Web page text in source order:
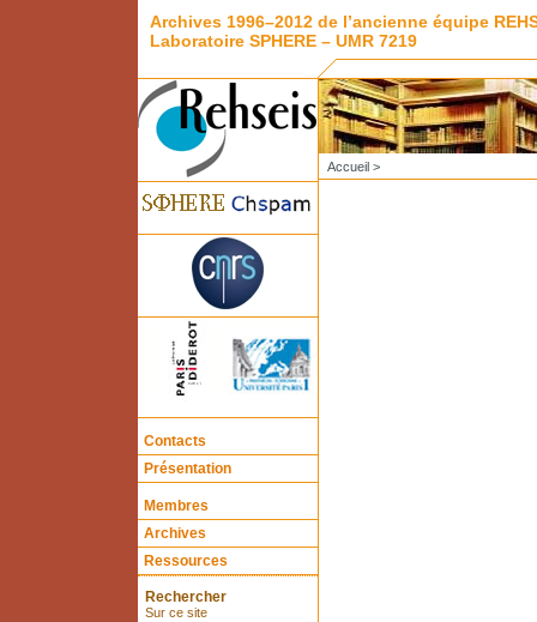
Archives 1996–2012 de l’ancienne équipe
Laboratoire SPHERE – UMR 7219
Contacts
Présentation
Membres
Archives
Ressources
Rechercher
Sur ce site
Accueil>